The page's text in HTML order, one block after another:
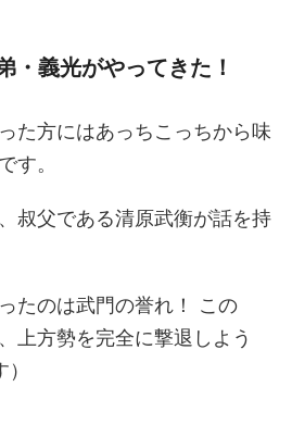
・義光がやってきた！
た方にはあっちこっちから味
す。
叔父である清原武衡が話を持
たのは武門の誉れ！ この
上方勢を完全に撃退しよう